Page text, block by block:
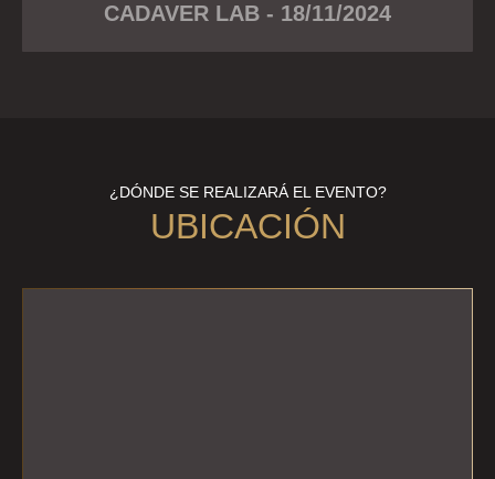
CADAVER LAB - 18/11/2024
¿DÓNDE SE REALIZARÁ EL EVENTO?
UBICACIÓN